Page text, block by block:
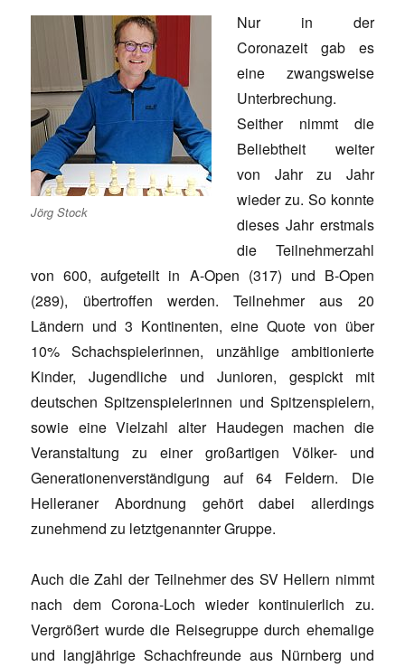
Jörg Stock
Nur in der
Coronazeit gab es
eine zwangsweise
Unterbrechung.
Seither nimmt die
Beliebtheit weiter
von Jahr zu Jahr
wieder zu. So konnte
dieses Jahr erstmals
die Teilnehmerzahl
von 600, aufgeteilt in A-Open (317) und B-Open
(289), übertroffen werden. Teilnehmer aus 20
Ländern und 3 Kontinenten, eine Quote von über
10% Schachspielerinnen, unzählige ambitionierte
Kinder, Jugendliche und Junioren, gespickt mit
deutschen Spitzenspielerinnen und Spitzenspielern,
sowie eine Vielzahl alter Haudegen machen die
Veranstaltung zu einer großartigen Völker- und
Generationenverständigung auf 64 Feldern. Die
Helleraner Abordnung gehört dabei allerdings
zunehmend zu letztgenannter Gruppe.
Auch die Zahl der Teilnehmer des SV Hellern nimmt
nach dem Corona-Loch wieder kontinuierlich zu.
Vergrößert wurde die Reisegruppe durch ehemalige
und langjährige Schachfreunde aus Nürnberg und